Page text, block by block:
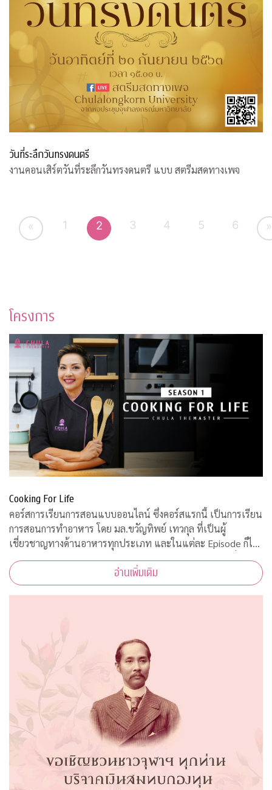
วันที่ระลึกวันทรงดนตรี
งานคอนเสิร์ตวันที่ระลึกวันทรงดนตรี แบบ สตรีมสดทางเพจ
« 1 2 3 4 5 6 »
โครงการ
Cooking For Life
คอร์สการเรียนการสอนแบบออนไลน์ ซึ่งคอร์สแรกนี้ เป็นการเรียน
การสอนการทำอาหาร โดย มล.ขวัญทิพย์ เทวกุล ที่เป็นผู้
เชี่ยวชาญทางด้านอาหารทุกประเภท และในแต่ละ Episode ก็ได้
รับความร่วมมือจากคณาจารย์ ผู้ทรงคุณวุฒิ จากคณะต่างๆ ที่มาให้
ความรู้ ตามหลักวิชาการอีกด้วยอ่านเพิ่มเติม